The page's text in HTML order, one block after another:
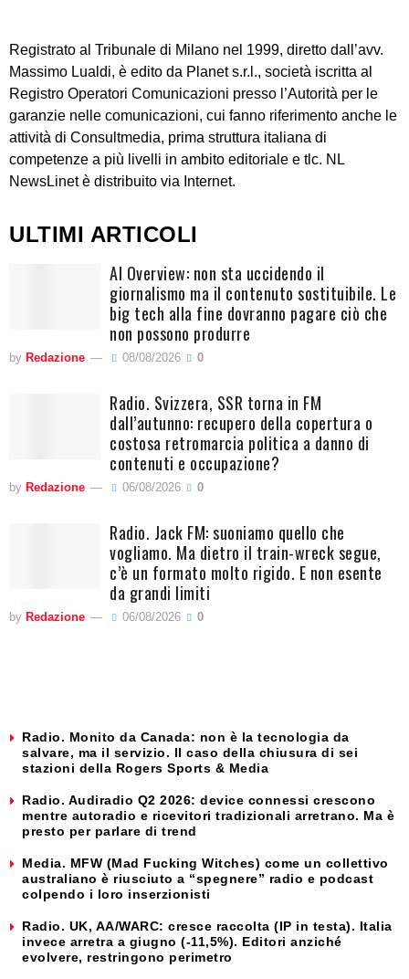
Registrato al Tribunale di Milano nel 1999, diretto dall’avv.
Massimo Lualdi, è edito da Planet s.r.l., società iscritta al
Registro Operatori Comunicazioni presso l’Autorità per le
garanzie nelle comunicazioni, cui fanno riferimento anche le
attività di Consultmedia, prima struttura italiana di
competenze a più livelli in ambito editoriale e tlc. NL
NewsLinet è distribuito via Internet.
ULTIMI ARTICOLI
AI Overview: non sta uccidendo il
giornalismo ma il contenuto sostituibile. Le
big tech alla fine dovranno pagare ciò che
non possono produrre
by Redazione 08/08/2026 0
Radio. Svizzera, SSR torna in FM
dall’autunno: recupero della copertura o
costosa retromarcia politica a danno di
contenuti e occupazione?
by Redazione 06/08/2026 0
Radio. Jack FM: suoniamo quello che
vogliamo. Ma dietro il train-wreck segue,
c’è un formato molto rigido. E non esente
da grandi limiti
by Redazione 06/08/2026 0
Radio. Monito da Canada: non è la tecnologia da
salvare, ma il servizio. Il caso della chiusura di sei
stazioni della Rogers Sports & Media
Radio. Audiradio Q2 2026: device connessi crescono
mentre autoradio e ricevitori tradizionali arretrano. Ma è
presto per parlare di trend
Media. MFW (Mad Fucking Witches) come un collettivo
australiano è riusciuto a “spegnere” radio e podcast
colpendo i loro inserzionisti
Radio. UK, AA/WARC: cresce raccolta (IP in testa). Italia
invece arretra a giugno (-11,5%). Editori anziché
evolvere, restringono perimetro